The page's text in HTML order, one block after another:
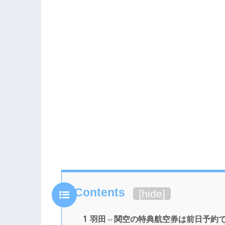
Contents [hide]
1 羽田⇔関空の特典航空券は前日予約